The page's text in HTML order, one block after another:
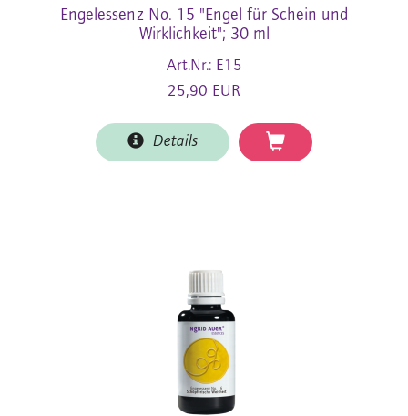
Engelessenz No. 15 "Engel für Schein und
Wirklichkeit"; 30 ml
Art.Nr.: E15
25,90 EUR
Details